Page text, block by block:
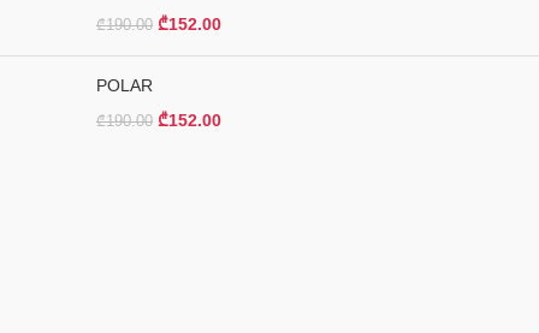
₾190.00 ₾152.00
POLAR
₾190.00 ₾152.00